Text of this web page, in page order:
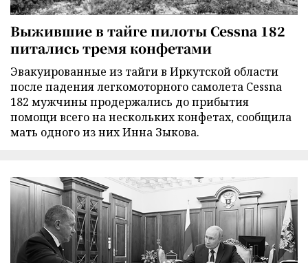
Выжившие в тайге пилоты Cessna 182
питались тремя конфетами
Эвакуированные из тайги в Иркутской области
после падения легкомоторного самолета Cessna
182 мужчины продержались до прибытия
помощи всего на нескольких конфетах, сообщила
мать одного из них Инна Зыкова.